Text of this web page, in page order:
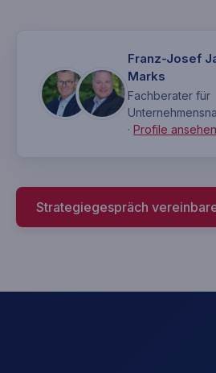
Franz-Josef
Marks
Fachberater für
· Profile
Strategiegespräch